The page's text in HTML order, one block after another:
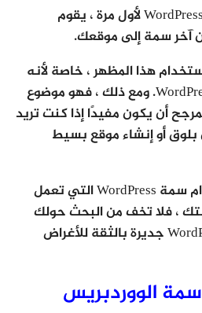
عند تسجيل الدخول إلى WordPress لأول مرة ، يقوم
هذا المظهر ، خاصة لأنه
مصمم من قبل مطوري WordPress. ومع ذلك ، فهو موضوع
أن يكون مفيدًا إذا كنت تريد
أو إنشاء موقع بسيط
إذا كنت ترغب في استخدام سمة WordPress التي تعمل
، فلا تخف من البحث حولك
والعثور على أفضل و WordPress جديرة بالثقة للأغراض